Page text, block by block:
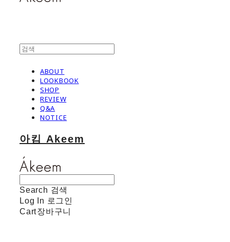
ABOUT
LOOKBOOK
SHOP
REVIEW
Q&A
NOTICE
아킴 Akeem
Search 검색
Log In 로그인
Cart장바구니